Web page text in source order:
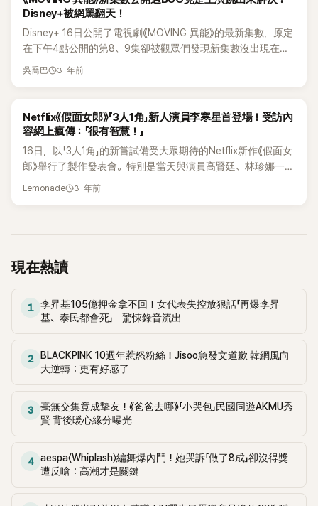
在採訪中就提到了近年作品的變化，坦言想拍不同作品：「因為
近一直在拍，雖然跟浪漫喜劇不一樣，但是想帶來變化，不想
繼續錯過拍那種作品的樂趣。」 接著，他補充道：「從《金祕書為
何那樣》之後開始挑戰這些角色，從那時起好像就沒有選擇浪漫
喜劇了，以後也想這樣做。」 但朴敘俊也強調：「當然也喜歡浪
事情。」 朴敘俊還表示：「電影《水泥烏托邦：末日浩劫》也是如
此，Netflix系列《京城生物》也是另一種題材，雖然不知道接下
來會有什麼作品，但是應該會選擇接有趣的作品。話雖如此，
但遇到好的浪漫喜劇還是會拍的。」留下了對接拍浪漫喜劇的可
日浩劫》是一部災難電影，講述因大地震而成為廢墟的首爾，生
Disney+被網罵翻天！
Disney+ 16日公開了電視劇《MOVING 異能》的最新集數，原定
在下午4點公開的第8、9集卻被觀眾們發現新集數沒出現在劇
集列表中。 然而，在過了一個小時後卻還是沒有看到最新集數
的IG限時動態上傳了新動態表示：「現在好像是出了什麼很硬的
BUG」並接著進行教學「現在大家可以先點進第七集，然後在播
動態則直接放上螢幕截圖，並特別以箭頭標註出『下一集』的按
鈕，詳細的教學讓觀眾們都備感窩心。 然而，Disney+截至韓
國時間下午5點50分為止都沒有進行任何說明，因此引起了網
友一陣撻伐：「Disney+在幹嘛啊」、「Disney+是什麼小商店
說有BUG，而是用很硬的BUG表示，好好笑…因為是柳承龍所
了」 「選了奉皙當截圖太好笑了XDDD」、「我的天啊！居然是演員
出來教大家怎麼看電視劇…」、「果然是ENFJ」、「本人也超像喜秀
圖下來上傳XDDD」 小編：九龍浦大叔真的太SWEET了~~
吳喬巴 3 年前
K-POP
Netflix《假面女郎》「3人1角」新人演員李寒星首登場！受訪內
容網上瘋傳：「很有智慧！」
16日，以「3人1角」的新嘗試備受大眾期待的Netflix新作《假面女
郎》舉行了製作發表會。特別是當天與演員高賢廷、林珍娜一起
飾演金某美的新人演員李寒星首次出現在正式場合，一度吸引
影《抓住救命稻草的野獸們》的導演金容勛創作劇本及執導。 女
主角金某美一角由高賢廷、林珍娜、李寒星出演。 三位演員隨
罩遮住臉進行網絡廣播的公司職員時期的金某美由李寒星飾
演，被捲進意想不到事件後，變得認不出來外貌的金某美由娜
美由高賢廷飾演。 當天，金容勛導演就「三人一角」的嘗試表
示：「這是一個非常艱難的選擇，這也是參與作品的大部分人最
是這種表現反而更不方便和更讓人反感。作特殊裝扮時，演員
的表情和表現會令人感到尷尬，所以決定由3人飾演。而在拍攝
備受關注。當天李寒星發表了被選爲主角金某美的感想。李韓
星表示：「這是我第一次和大家見面」，「我是通過面試被選中
Lemonade 3 年前
現在熱讀
1
李昇基105億押金拿不回！女代表失控放狠話「再爆李昇
基、泰民都會死」 驚悚錄音流出
2
BLACKPINK 10週年惹怒粉絲！Jisoo急發文道歉 韓網風向
大逆轉：更有好感了
3
毫無交集竟成摯友！《爸爸去哪》「小哭包」民國同遊AKMU秀
賢 背後暖心緣分曝光
4
aespa〈Whiplash〉編舞爆內鬥！她哭訴「做了8成」卻沒得獎
遭反嗆：高潮才是關鍵